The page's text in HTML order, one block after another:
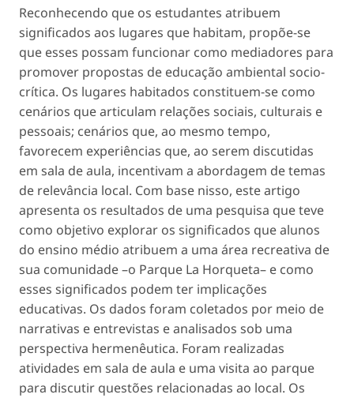
Reconhecendo que os estudantes atribuem
significados aos lugares que habitam, propõe-se
que esses possam funcionar como mediadores para
promover propostas de educação ambiental socio-
crítica. Os lugares habitados constituem-se como
cenários que articulam relações sociais, culturais e
pessoais; cenários que, ao mesmo tempo,
favorecem experiências que, ao serem discutidas
em sala de aula, incentivam a abordagem de temas
de relevância local. Com base nisso, este artigo
apresenta os resultados de uma pesquisa que teve
como objetivo explorar os significados que alunos
do ensino médio atribuem a uma área recreativa de
sua comunidade –o Parque La Horqueta– e como
esses significados podem ter implicações
educativas. Os dados foram coletados por meio de
narrativas e entrevistas e analisados sob uma
perspectiva hermenêutica. Foram realizadas
atividades em sala de aula e uma visita ao parque
para discutir questões relacionadas ao local. Os